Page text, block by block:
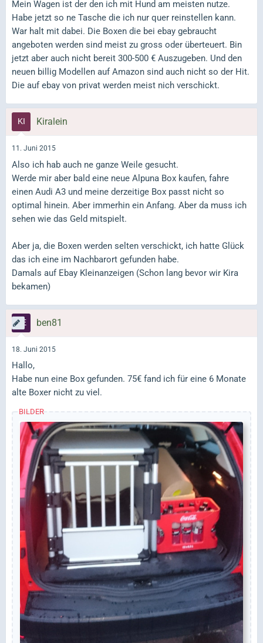
Mein Wagen ist der den ich mit Hund am meisten nutze.
Habe jetzt so ne Tasche die ich nur quer reinstellen kann.
War halt mit dabei. Die Boxen die bei ebay gebraucht
angeboten werden sind meist zu gross oder überteuert. Bin
jetzt aber auch nicht bereit 300-500 € Auszugeben. Und den
neuen billig Modellen auf Amazon sind auch nicht so der Hit.
Die auf ebay von privat werden meist nich verschickt.
Kiralein
11. Juni 2015
Also ich hab auch ne ganze Weile gesucht.
Werde mir aber bald eine neue Alpuna Box kaufen, fahre
einen Audi A3 und meine derzeitige Box passt nicht so
optimal hinein. Aber immerhin ein Anfang. Aber da muss ich
sehen wie das Geld mitspielt.
Aber ja, die Boxen werden selten verschickt, ich hatte Glück
das ich eine im Nachbarort gefunden habe.
Damals auf Ebay Kleinanzeigen (Schon lang bevor wir Kira
bekamen)
ben81
18. Juni 2015
Hallo,
Habe nun eine Box gefunden. 75€ fand ich für eine 6 Monate
alte Boxer nicht zu viel.
BILDER